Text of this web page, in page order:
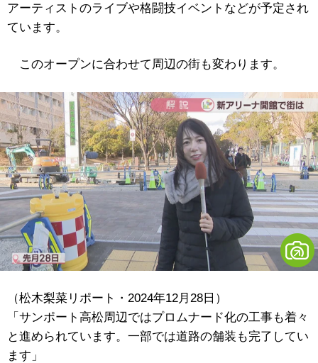
アーティストのライブや格闘技イベントなどが予定され
ています。
このオープンに合わせて周辺の街も変わります。
（松木梨菜リポート・2024年12月28日）
「サンポート高松周辺ではプロムナード化の工事も着々
と進められています。一部では道路の舗装も完了してい
ます」